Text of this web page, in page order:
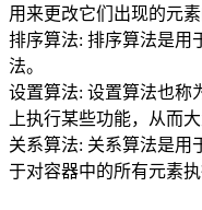
用来更改它们出现的元素
排序算法: 排序算法是用
法。
设置算法: 设置算法也称
上执行某些功能，从而
关系算法: 关系算法是用
于对容器中的所有元素执